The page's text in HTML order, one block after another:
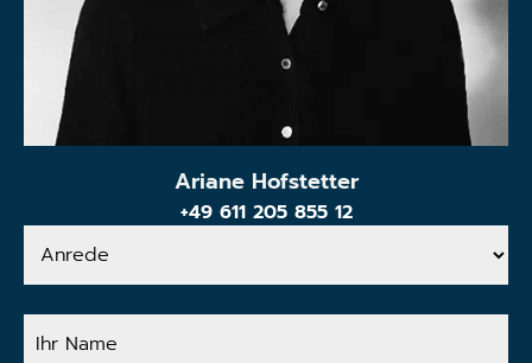
Ariane Hofstetter
+49 611 205 855 12
Anrede
Ihr
Name